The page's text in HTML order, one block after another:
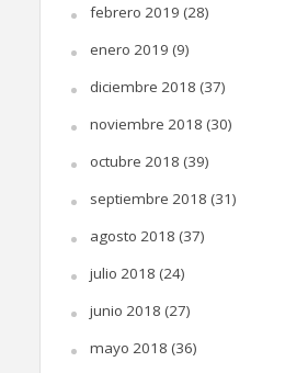
febrero 2019 (28)
enero 2019 (9)
diciembre 2018 (37)
noviembre 2018 (30)
octubre 2018 (39)
septiembre 2018 (31)
agosto 2018 (37)
julio 2018 (24)
junio 2018 (27)
mayo 2018 (36)